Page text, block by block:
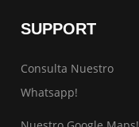
SUPPORT
Consulta Nuestro
Whatsapp!